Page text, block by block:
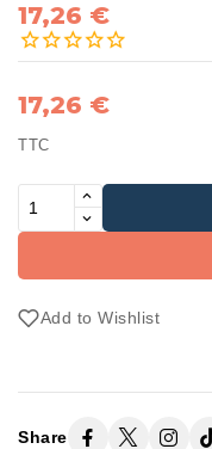
17,26 €
17,26 €
TTC
Add to Wishlist
Share